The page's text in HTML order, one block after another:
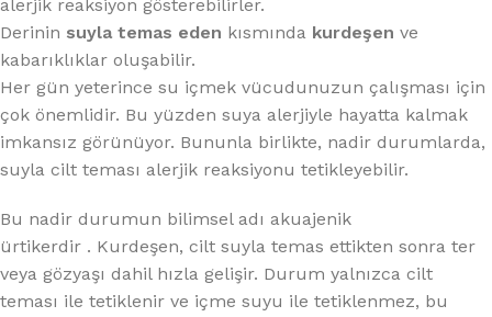
alerjik reaksiyon gösterebilirler.
Derinin suyla temas eden kısmında kurdeşen ve
kabarıklıklar oluşabilir.
Her gün yeterince su içmek vücudunuzun çalışması için
çok önemlidir. Bu yüzden suya alerjiyle hayatta kalmak
imkansız görünüyor. Bununla birlikte, nadir durumlarda,
suyla cilt teması alerjik reaksiyonu tetikleyebilir.
Bu nadir durumun bilimsel adı akuajenik
ürtikerdir . Kurdeşen, cilt suyla temas ettikten sonra ter
veya gözyaşı dahil hızla gelişir. Durum yalnızca cilt
teması ile tetiklenir ve içme suyu ile tetiklenmez, bu